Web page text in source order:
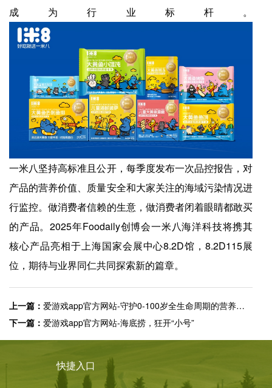
成为行业标杆。
一米八坚持高标准且公开，每季度发布一次品控报告，对
产品的营养价值、质量安全和大家关注的海域污染情况进
行监控。做消费者信赖的生意，做消费者闭着眼睛都敢买
的产品。2025年Foodaily创博会一米八海洋科技将携其
核心产品亮相于上海国家会展中心8.2D馆，8.2D115展
位，期待与业界同仁共同探索新的篇章。
上一篇： 爱游戏app官方网站-守护0-100岁全生命周期的营养专家，四季南山确认参展2025 Foodaily创博会
下一篇： 爱游戏app官方网站-海底捞，狂开“小号”
快捷入口